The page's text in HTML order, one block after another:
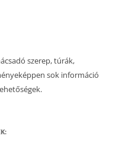
szerep, túrák,
sok információ